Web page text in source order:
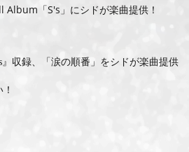
RELEASE
STORE
Album「S's」にシドが楽曲提供！
』収録、「涙の順番」をシドが楽曲提供